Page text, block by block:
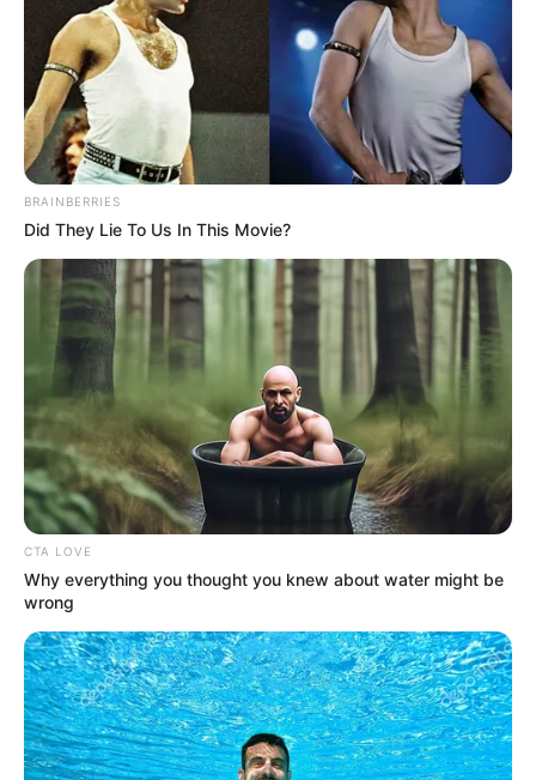
Gemala Hanafiah
BRAINBERRIES
Did They Lie To Us In This Movie?
CTA LOVE
Why everything you thought you knew about water might be
wrong